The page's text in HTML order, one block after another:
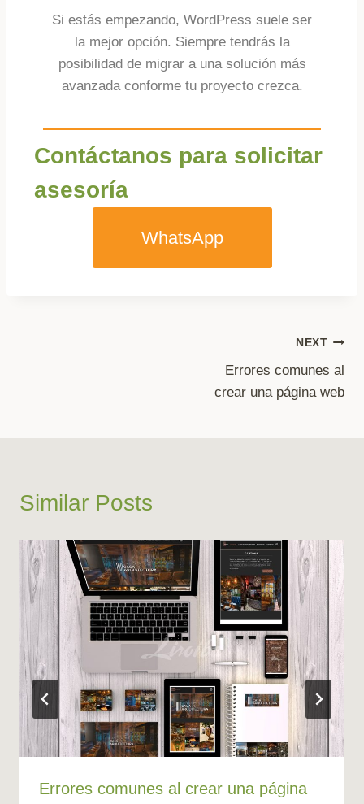
Si estás empezando, WordPress suele ser
la mejor opción. Siempre tendrás la
posibilidad de migrar a una solución más
avanzada conforme tu proyecto crezca.
Contáctanos para solicitar
asesoría
WhatsApp
NEXT
Errores comunes al
crear una página web
Similar Posts
Errores comunes al crear una página